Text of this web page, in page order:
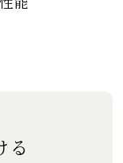
る